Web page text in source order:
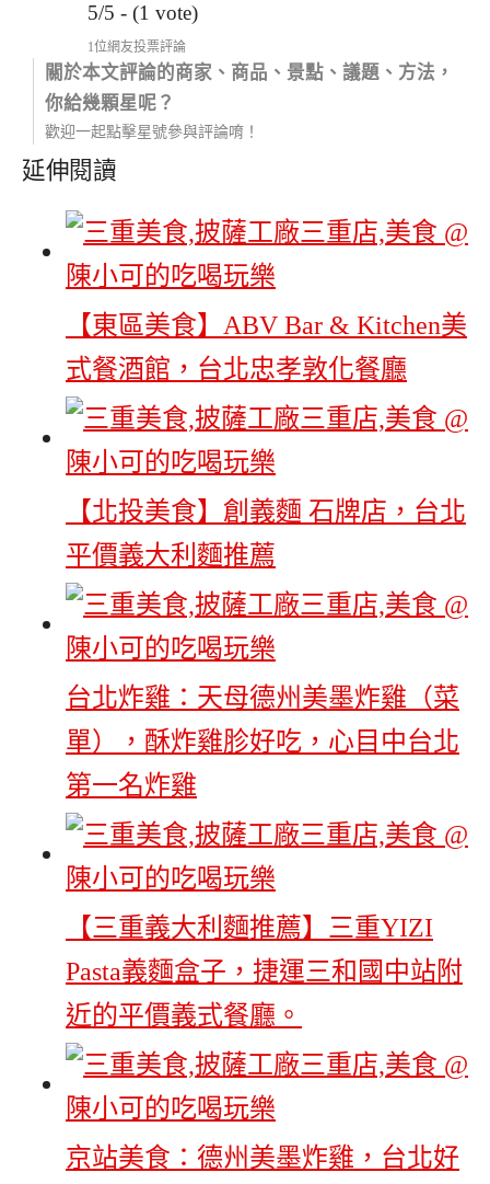
5/5 - (1 vote)
1位網友投票評論
關於本文評論的商家、商品、景點、議題、方法，
你給幾顆星呢？
歡迎一起點擊星號參與評論唷！
延伸閱讀
【東區美食】ABV Bar & Kitchen美
式餐酒館，台北忠孝敦化餐廳
【北投美食】創義麵 石牌店，台北
平價義大利麵推薦
台北炸雞：天母德州美墨炸雞（菜
單），酥炸雞胗好吃，心目中台北
第一名炸雞
【三重義大利麵推薦】三重YIZI
Pasta義麵盒子，捷運三和國中站附
近的平價義式餐廳。
京站美食：德州美墨炸雞，台北好